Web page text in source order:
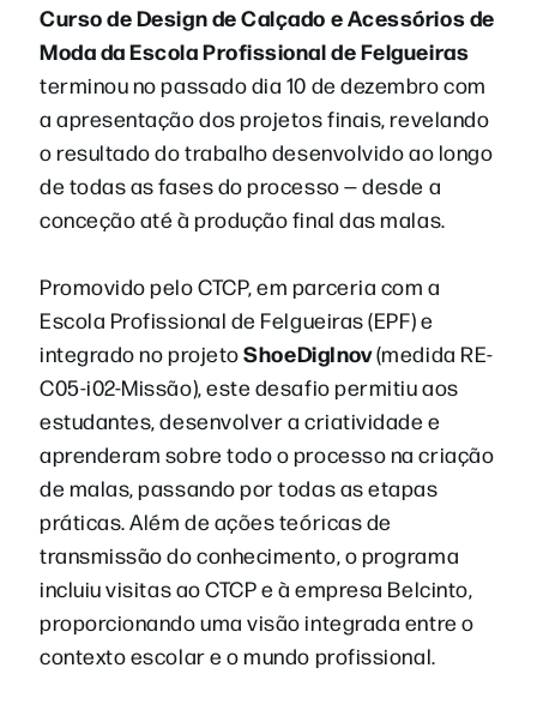
Curso de Design de Calçado e Acessórios de
Moda da Escola Profissional de Felgueiras
terminou no passado dia 10 de dezembro com
a apresentação dos projetos finais, revelando
o resultado do trabalho desenvolvido ao longo
de todas as fases do processo — desde a
conceção até à produção final das malas.
Promovido pelo CTCP, em parceria com a
Escola Profissional de Felgueiras (EPF) e
integrado no projetoShoeDigInov(medida RE-
C05-i02-Missão), este desafio permitiu aos
estudantes, desenvolver a criatividade e
aprenderam sobre todo o processo na criação
de malas, passando por todas as etapas
práticas. Além de ações teóricas de
transmissão do conhecimento, o programa
incluiu visitas ao CTCP e à empresa Belcinto,
proporcionando uma visão integrada entre o
contexto escolar e o mundo profissional.